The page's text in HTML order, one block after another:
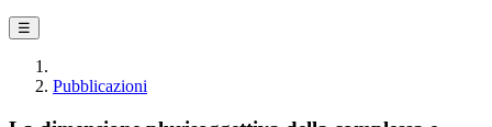
☰
Pubblicazioni